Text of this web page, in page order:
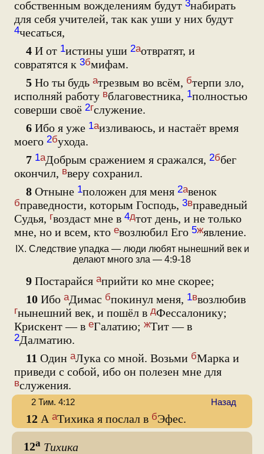
собственным вожделениям будут 3набирать
для себя учителей, так как уши у них будут
4чесаться,
4 И от 1истины уши 2аотвратят, и
совратятся к 3бмифам.
5 Но ты будь атрезвым во всём, бтерпи зло,
исполняй работу вблаговестника, 1полностью
соверши своё 2гслужение.
6 Ибо я уже 1аизливаюсь, и настаёт время
моего 2бухода.
7 1аДобрым сражением я сражался, 2ббег
окончил, вверу сохранил.
8 Отныне 1положен для меня 2авенок
бправедности, которым Господь, 3вправедный
Судья, гвоздаст мне в 4дтот день, и не только
мне, но и всем, кто евозлюбил Его 5жявление.
IX. Следствие упадка — люди любят нынешний век и
делают много зла — 4:9-18
9 Постарайся априйти ко мне скорее;
10 Ибо аДимас бпокинул меня, 1ввозлюбив
гнынешний век, и пошёл в дФессалонику;
Крискент — в еГалатию; жТит — в
2Далматию.
11 Один аЛука со мной. Возьми бМарка и
приведи с собой, ибо он полезен мне для
вслужения.
12 А аТихика я послал в бЭфес.
2 Тим. 4:12 Назад
12а Тихика